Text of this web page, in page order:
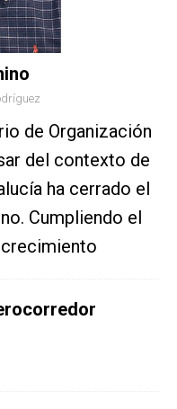
de Organización
del contexto de
ha cerrado el
Cumpliendo el